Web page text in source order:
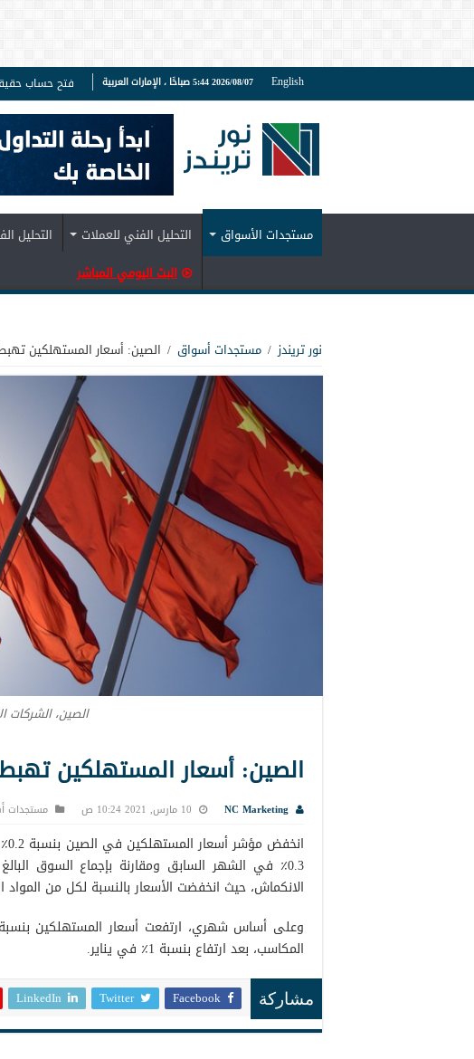
English 2026/08/07 5:44 صباحًا ، الإمارات العربية فتح حساب
مستجدات الأسواق التحليل الفني للعملات التحليل
البث اليومي المباشر
نور تريندز / مستجدات أسواق / الصين: أسعار المستهلكين
الصين، الشركات
الصين: أسعار المستهلكين
NC Marketing 10 مارس, 2021 10:24 ص مستجدات
الانكماش، حيث انخفضت الأسعار بالنسبة لكل من المواد
المكاسب، بعد ارتفاع بنسبة 1٪ في يناير.
مشاركة Facebook
Twitter
LinkedIn